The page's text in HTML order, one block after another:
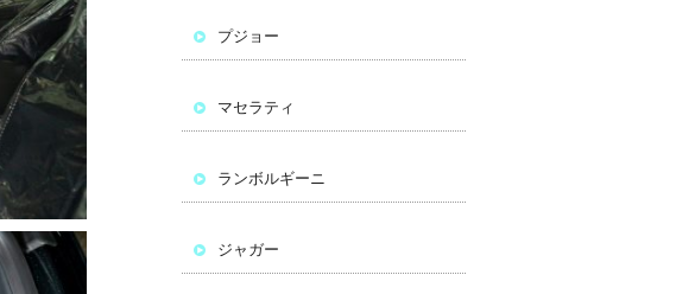
プジョー
マセラティ
ランボルギーニ
ジャガー